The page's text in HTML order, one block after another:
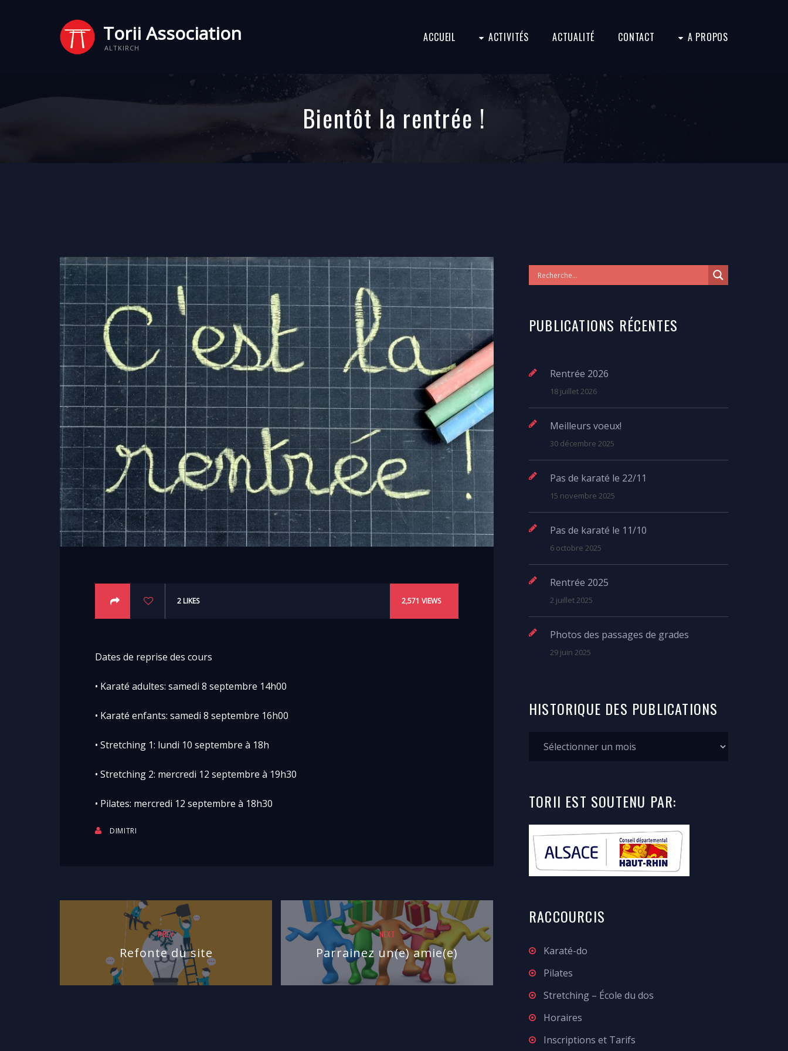
Torii Association
ALTKIRCH
ACCUEIL ACTIVITÉS ACTUALITÉ CONTACT A PROPOS
Bientôt la rentrée !
2 LIKES 2,571 VIEWS
Dates de reprise des cours
• Karaté adultes: samedi 8 septembre 14h00
• Karaté enfants: samedi 8 septembre 16h00
• Stretching 1: lundi 10 septembre à 18h
• Stretching 2: mercredi 12 septembre à 19h30
• Pilates: mercredi 12 septembre à 18h30
DIMITRI
PREV
Refonte du site
NEXT
Parrainez un(e) amie(e)
PUBLICATIONS RÉCENTES
Rentrée 2026
18 juillet 2026
Meilleurs voeux!
30 décembre 2025
Pas de karaté le 22/11
15 novembre 2025
Pas de karaté le 11/10
6 octobre 2025
Rentrée 2025
2 juillet 2025
Photos des passages de grades
29 juin 2025
HISTORIQUE DES PUBLICATIONS
TORII EST SOUTENU PAR:
RACCOURCIS
Karaté-do
Pilates
Stretching – École du dos
Horaires
Inscriptions et Tarifs